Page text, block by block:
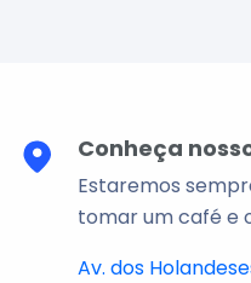
Conheça
Estaremos
tomar um café e
Av. dos